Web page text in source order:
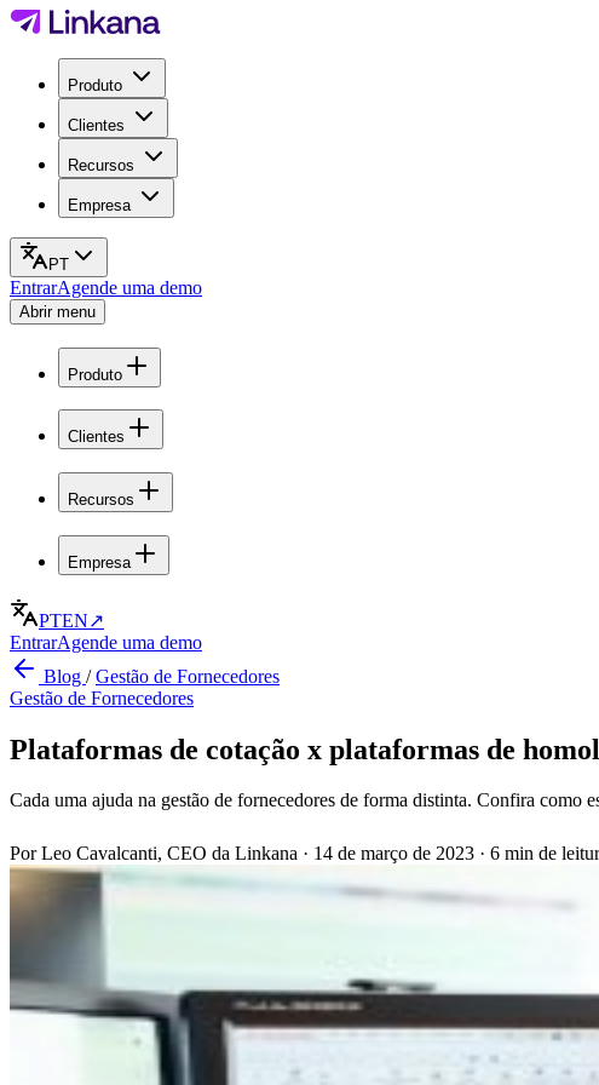
Produto
Clientes
Recursos
Empresa
PT
EntrarAgende uma demo
Abrir menu
Produto
Clientes
Recursos
Empresa
PTEN↗
EntrarAgende uma demo
Blog /Gestão de Fornecedores
Gestão de Fornecedores
Plataformas de cotação x plataformas de
Cada uma ajuda na gestão de fornecedores de forma distinta. Confira como
Por Leo Cavalcanti, CEO da Linkana · 14 de março de 2023 · 6 min de